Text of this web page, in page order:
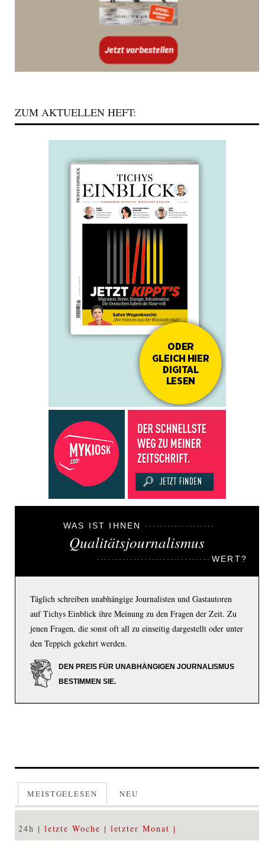
ZUM AKTUELLEN HEFT:
WAS IST IHNEN
Qualitätsjournalismus
WERT?
Täglich schreiben unabhängige Journalisten und Gastautoren
auf Tichys Einblick ihre Meinung zu den Fragen der Zeit. Zu
jenen Fragen, die sonst oft all zu einseitig dargestellt oder unter
den Teppich gekehrt werden.
DEN PREIS FÜR UNABHÄNGIGEN JOURNALISMUS
BESTIMMEN SIE.
MEISTGELESEN NEU
24h letzte Woche letzter Monat